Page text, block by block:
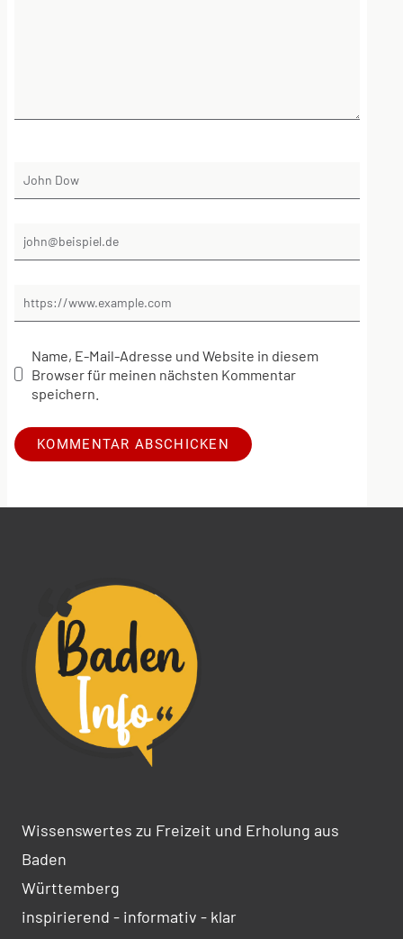
Name, E-Mail-Adresse und Website in diesem
Browser für meinen nächsten Kommentar
speichern.
Wissenswertes zu Freizeit und Erholung aus
Baden
Württemberg
inspirierend - informativ - klar